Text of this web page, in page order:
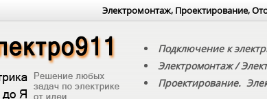
Электромонтаж, Проектирование,
Подключение к
Электромонтаж /
Проектирование.